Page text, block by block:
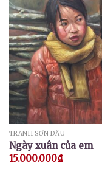
TRANH SƠN DẦU
Ngày xuân của em
15.000.000₫